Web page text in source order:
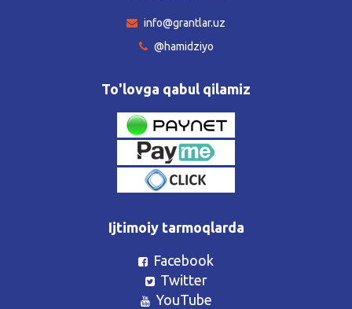
info@grantlar.uz
@hamidziyo
To'lovga qabul qilamiz
Ijtimoiy tarmoqlarda
Facebook
Twitter
YouTube